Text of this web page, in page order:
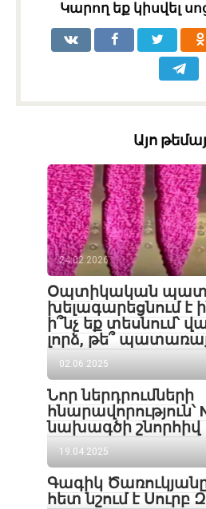
Կարող եք կիսվել
Այո
24.02.2026
Օպտիկական
խելագարեցնում է
ի՞նչ եք տեսնում՝
լորձ, թե՞
02.06.2025
Նոր ներդրումների
հնարավորություն՝
նախագծի շնորհիվ
19.04.2025
Գագիկ
հետ նշում է Սուրբ